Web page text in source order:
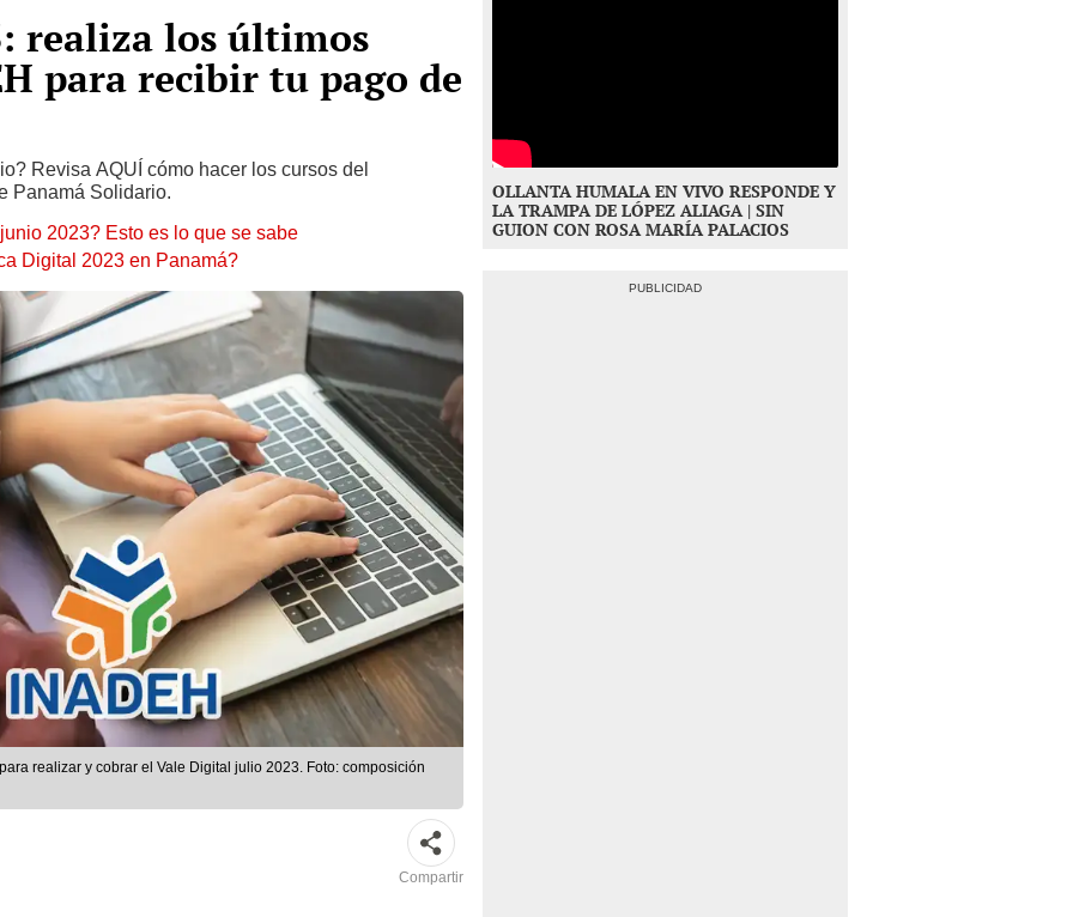
realiza los últimos
para recibir tu pago de
Revisa AQUÍ cómo hacer los cursos del
Panamá Solidario.
2023? Esto es lo que se sabe
Digital 2023 en Panamá?
realizar y cobrar el Vale Digital julio 2023. Foto: composición
Compartir
OLLANTA HUMALA EN VIVO RESPONDE Y
LA TRAMPA DE LÓPEZ ALIAGA | SIN
GUION CON ROSA MARÍA PALACIOS